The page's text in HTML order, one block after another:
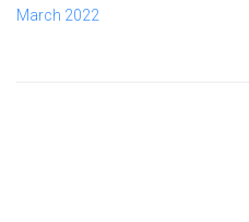
March 2022